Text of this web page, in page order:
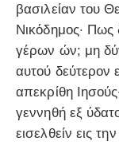
βασιλείαν του
Νικόδημος· Πως
γέρων ών; μη
αυτού δεύτερον
απεκρίθη
γεννηθή εξ
εισελθείν εις